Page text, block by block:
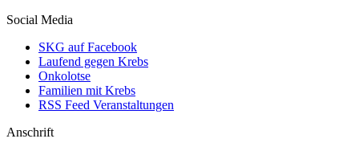
Social Media
SKG auf Facebook
Laufend gegen Krebs
Onkolotse
Familien mit Krebs
RSS Feed Veranstaltungen
Anschrift